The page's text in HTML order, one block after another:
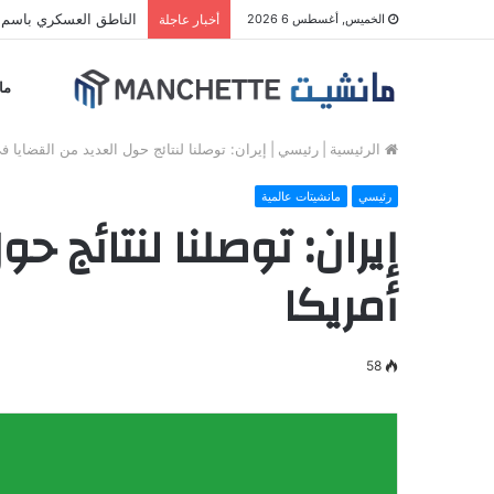
الخميس, أغسطس 6 2026 أخبار عاجلة الناطق العسكري باسم
الرئيسية رئيسي إيران: توصلنا لنتائج حول العديد من
رئيسي مانشيتات عالمية
إيران: توصلنا
أمريكا
58